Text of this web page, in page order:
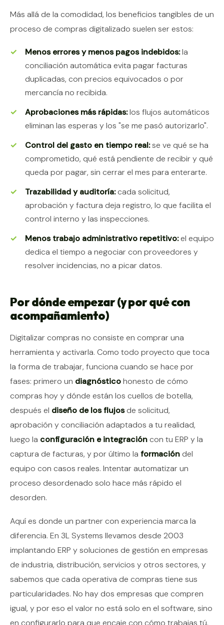
Más allá de la comodidad, los beneficios tangibles de un
proceso de compras digitalizado suelen ser estos:
Menos errores y menos pagos indebidos:la
conciliación automática evita pagar facturas
duplicadas, con precios equivocados o por
mercancía no recibida.
Aprobaciones más rápidas:los flujos automáticos
eliminan las esperas y los "se me pasó autorizarlo".
Control del gasto en tiempo real:se ve qué se ha
comprometido, qué está pendiente de recibir y qué
queda por pagar, sin cerrar el mes para enterarte.
Trazabilidad y auditoría:cada solicitud,
aprobación y factura deja registro, lo que facilita el
control interno y las inspecciones.
Menos trabajo administrativo repetitivo:el equipo
dedica el tiempo a negociar con proveedores y
resolver incidencias, no a picar datos.
Por dónde empezar (y por qué con
acompañamiento)
Digitalizar compras no consiste en comprar una
herramienta y activarla. Como todo proyecto que toca
la forma de trabajar, funciona cuando se hace por
fases: primero un diagnósticohonesto de cómo
compras hoy y dónde están los cuellos de botella,
después el diseño de los flujosde solicitud,
aprobación y conciliación adaptados a tu realidad,
luego la configuración e integración con tu ERP y la
captura de facturas, y por último la formación del
equipo con casos reales. Intentar automatizar un
proceso desordenado solo hace más rápido el
desorden.
Aquí es donde un partner con experiencia marca la
diferencia. En 3L Systems llevamos desde 2003
implantando ERP y soluciones de gestión en empresas
de industria, distribución, servicios y otros sectores, y
sabemos que cada operativa de compras tiene sus
particularidades. No hay dos empresas que compren
igual, y por eso el valor no está solo en el software, sino
en configurarlo para que encaje con cómo trabajas tú.